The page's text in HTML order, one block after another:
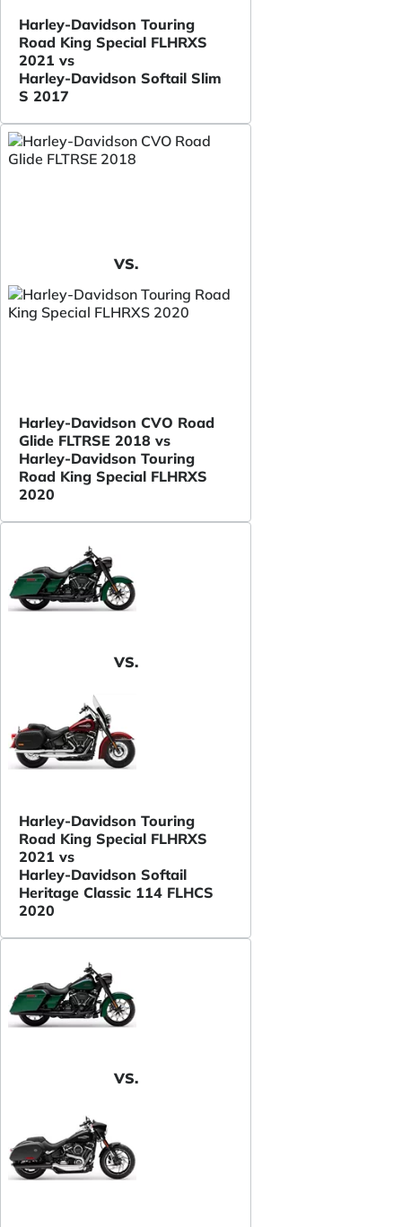
Harley-Davidson Touring
Road King Special FLHRXS
2021 vs
Harley-Davidson Softail Slim
S 2017
VS.
Harley-Davidson CVO Road
Glide FLTRSE 2018 vs
Harley-Davidson Touring
Road King Special FLHRXS
2020
VS.
Harley-Davidson Touring
Road King Special FLHRXS
2021 vs
Harley-Davidson Softail
Heritage Classic 114 FLHCS
2020
VS.